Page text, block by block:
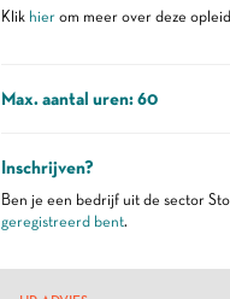
Klik hierom meer over deze
Max. aantal uren: 60
Inschrijven?
Ben je een bedrijf uit de sector
geregistreerd bent.